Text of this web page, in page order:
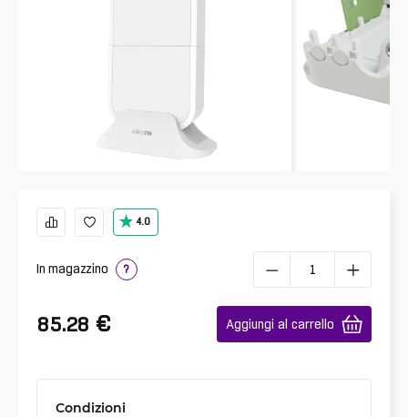
4.0
In magazzino ?
85.28 € Aggiungi al carrello
Condizioni